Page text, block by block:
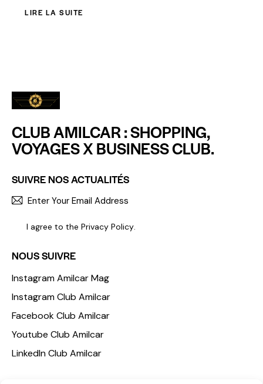
LIRE LA SUITE
CLUB AMILCAR : SHOPPING,
VOYAGES X BUSINESS CLUB.
SUIVRE NOS ACTUALITÉS
I agree to the Privacy Policy.
NOUS SUIVRE
Instagram Amilcar Mag
Instagram Club Amilcar
Facebook Club Amilcar
Youtube Club Amilcar
LinkedIn Club Amilcar